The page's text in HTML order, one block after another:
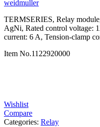
weidmuller
TERMSERIES, Relay
AgNi, Rated control voltage:
current: 6 A, Tension-clamp
Item No.1122920000
Wishlist
Compare
Categories: Relay